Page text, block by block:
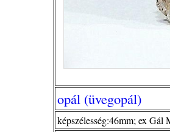
opál (üvegopál)
képszélesség:46mm; ex Gál